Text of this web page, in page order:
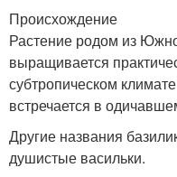
Происхождение
Растение родом из
выращивается
субтропическом
встречается в
Другие названия
душистые васильки.